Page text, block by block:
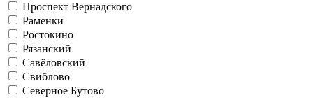
Проспект Вернадского
Раменки
Ростокино
Рязанский
Савёловский
Свиблово
Северное Бутово